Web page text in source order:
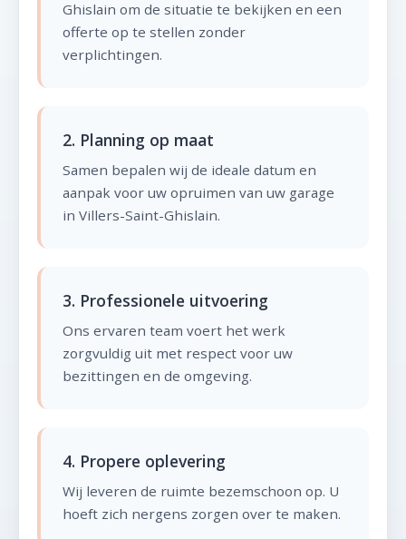
Ghislain om de situatie te bekijken en een
offerte op te stellen zonder
verplichtingen.
2. Planning op maat
Samen bepalen wij de ideale datum en
aanpak voor uw opruimen van uw garage
in Villers-Saint-Ghislain.
3. Professionele uitvoering
Ons ervaren team voert het werk
zorgvuldig uit met respect voor uw
bezittingen en de omgeving.
4. Propere oplevering
Wij leveren de ruimte bezemschoon op. U
hoeft zich nergens zorgen over te maken.